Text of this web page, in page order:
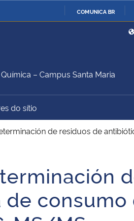
COMUNICA BR
Ministério da Defesa
Ministério do
Desenvolvimento Regional
União
Advocacia-Geral da União Banco
– Campus Santa Maria
do sítio
de residuos de